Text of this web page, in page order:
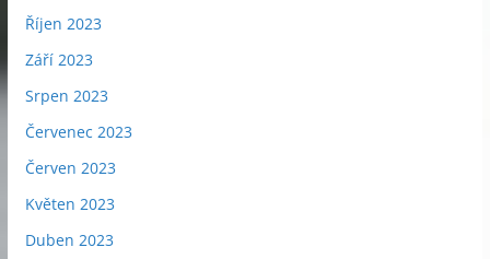
Říjen 2023
Září 2023
Srpen 2023
Červenec 2023
Červen 2023
Květen 2023
Duben 2023